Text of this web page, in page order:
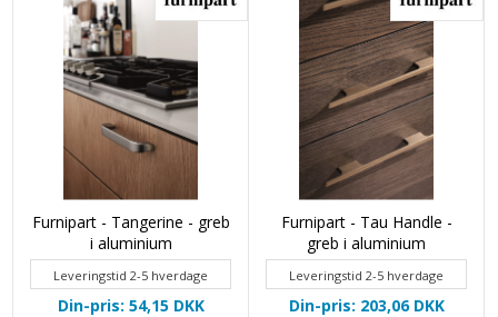
Furnipart - Tangerine - greb
i aluminium
Leveringstid 2-5 hverdage
Din-pris: 54,15 DKK
Furnipart - Tau Handle -
greb i aluminium
Leveringstid 2-5 hverdage
Din-pris: 203,06 DKK